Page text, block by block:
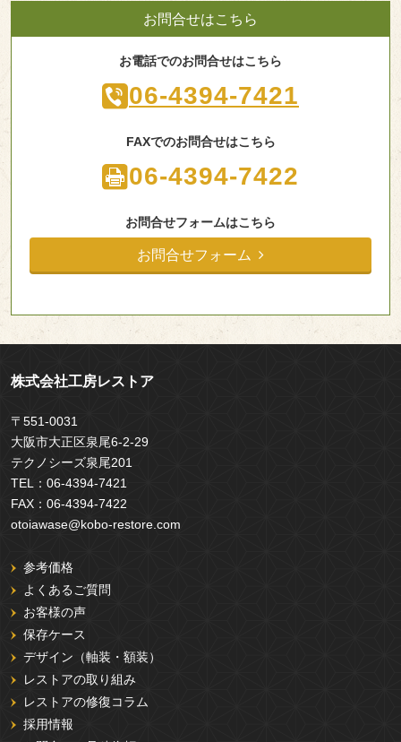
お問合せはこちら
お電話でのお問合せはこちら
06-4394-7421
FAXでのお問合せはこちら
06-4394-7422
お問合せフォームはこちら
お問合せフォーム
株式会社工房レストア
〒551-0031
大阪市大正区泉尾6-2-29
テクノシーズ泉尾201
TEL： 06-4394-7421
FAX： 06-4394-7422
otoiawase@kobo-restore.com
参考価格
よくあるご質問
お客様の声
保存ケース
デザイン（軸装・額装）
レストアの取り組み
レストアの修復コラム
採用情報